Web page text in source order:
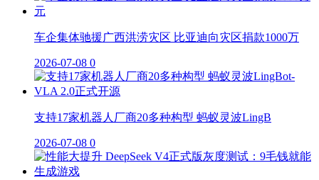
车企集体驰援广西洪涝灾区 比亚迪向灾区捐款1000万
2026-07-08 0
支持17家机器人厂商20多种构型 蚂蚁灵波LingB
2026-07-08 0